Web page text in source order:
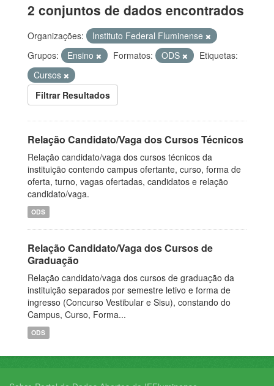
2 conjuntos de dados encontrados
Organizações:
Instituto Federal Fluminense
Grupos:
Ensino Formatos: ODS
Etiquetas:
Cursos
Filtrar Resultados
Relação Candidato/Vaga dos Cursos Técnicos
Relação candidato/vaga dos cursos técnicos da
instituição contendo campus ofertante, curso, forma de
oferta, turno, vagas ofertadas, candidatos e relação
candidato/vaga.
ODS
Relação Candidato/Vaga dos Cursos de
Graduação
Relação candidato/vaga dos cursos de graduação da
instituição separados por semestre letivo e forma de
ingresso (Concurso Vestibular e Sisu), constando do
Campus, Curso, Forma...
ODS